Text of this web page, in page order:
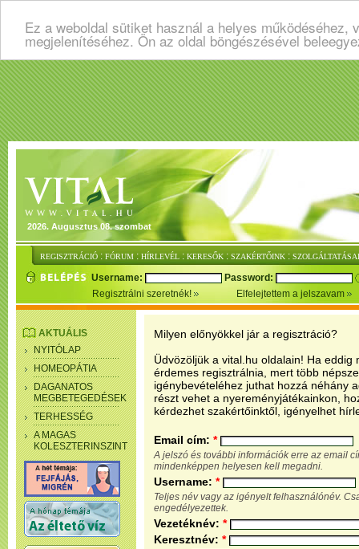
Ez a weboldal sütiket használ a helyes
megjelenítéséhez. Ön az oldal böngészésével
2026. Augusztus 08. szombat
REGISZTRÁCIÓ : FÓRUM : HÍRLEVÉL : KERESŐK : SZAKÉRTŐINK :
Username:
Password:
Regisztrálni szeretnék!
Elfelejtettem a jelszavam
AKTUÁLIS
NYITÓLAP
HOMEOPÁTIA
DAGANATOS
MEGBETEGEDÉSEK
TERHESSÉG
A MAGAS
KOLESZTERINSZINT
Milyen előnyökkel jár a regisztráció?
Üdvözöljük a vital.hu oldalain! Ha eddig
érdemes regisztrálnia, mert több
igénybevételéhez juthat hozzá néhány
részt vehet a nyereményjátékainkon,
kérdezhet szakértőinktől, igényelhet
Email cím: *
A jelszó és további információk erre az email
mindenképpen helyesen kell megadni.
Username: *
Teljes név vagy az igényelt felhasználónév.
engedélyezettek.
Vezetéknév: *
Keresztnév: *